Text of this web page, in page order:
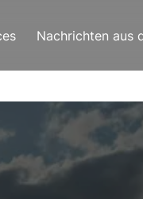
Nachrichten aus